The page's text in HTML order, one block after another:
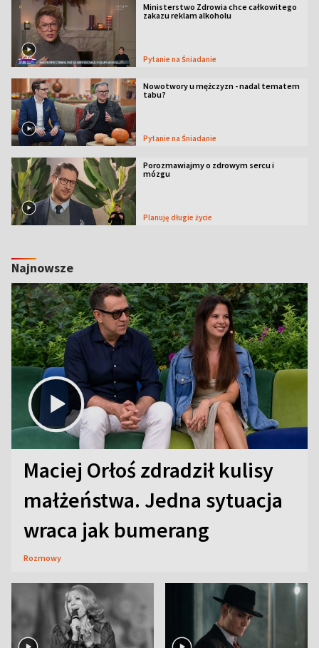
Ministerstwo Zdrowia chce całkowitego
zakazu reklam alkoholu
Pytanie na Śniadanie
Nowotwory u mężczyzn - nadal tematem
tabu?
Pytanie na Śniadanie
Porozmawiajmy o zdrowym sercu i
mózgu
Planuję długie życie
Najnowsze
Maciej Orłoś zdradził kulisy
małżeństwa. Jedna sytuacja
wraca jak bumerang
Rozmowy